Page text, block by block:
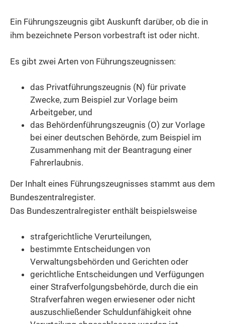
Ein Führungszeugnis gibt Auskunft darüber, ob die in
ihm bezeichnete Person vorbestraft ist oder nicht.
Es gibt zwei Arten von Führungszeugnissen:
das Privatführungszeugnis (N) für private
Zwecke, zum Beispiel zur Vorlage beim
Arbeitgeber, und
das Behördenführungszeugnis (O) zur Vorlage
bei einer deutschen Behörde, zum Beispiel im
Zusammenhang mit der Beantragung einer
Fahrerlaubnis.
Der Inhalt eines Führungszeugnisses stammt aus dem
Bundeszentralregister.
Das Bundeszentralregister enthält beispielsweise
strafgerichtliche Verurteilungen,
bestimmte Entscheidungen von
Verwaltungsbehörden und Gerichten oder
gerichtliche Entscheidungen und Verfügungen
einer Strafverfolgungsbehörde, durch die ein
Strafverfahren wegen erwiesener oder nicht
auszuschließender Schuldunfähigkeit ohne